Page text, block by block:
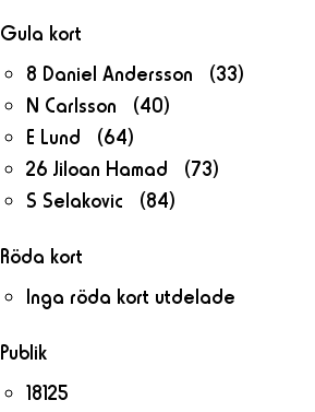
Gula kort
8 Daniel Andersson (33)
N Carlsson (40)
E Lund (64)
26 Jiloan Hamad (73)
S Selakovic (84)
Röda kort
Inga röda kort utdelade
Publik
18125